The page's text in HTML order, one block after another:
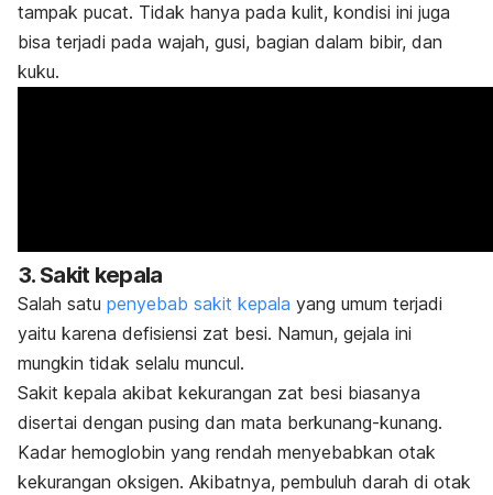
tampak pucat. Tidak hanya pada kulit, kondisi ini juga
bisa terjadi pada wajah, gusi, bagian dalam bibir, dan
kuku.
3. Sakit kepala
Salah satu penyebab sakit kepala yang umum terjadi
yaitu karena defisiensi zat besi. Namun, gejala ini
mungkin tidak selalu muncul.
Sakit kepala akibat kekurangan zat besi biasanya
disertai dengan pusing dan mata berkunang-kunang.
Kadar hemoglobin yang rendah menyebabkan otak
kekurangan oksigen. Akibatnya, pembuluh darah di otak